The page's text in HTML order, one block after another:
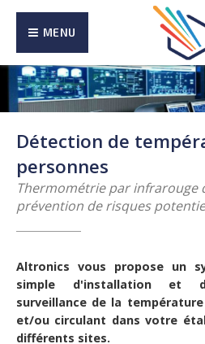
MENU
Détection de
personnes
Thermométrie par infrarouge
prévention de risques
Altronics vous propose un
simple d'installation et
surveillance de la
et/ou circulant dans votre
différents sites.